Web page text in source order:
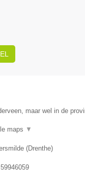
maar wel in de
maps ▼
(Drenthe)
59946059